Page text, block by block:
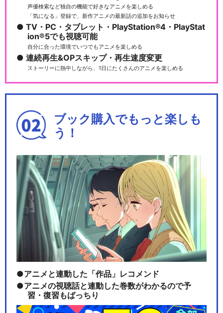
声優検索など独自の機能で好きなアニメを楽しめる
「気になる」登録で、新作アニメの最新話の追加をお知らせ
TV・PC・タブレット・PlayStation®4・PlayStat
ion®5でも視聴可能
自分に合った環境でいつでもアニメを楽しめる
連続再生&OPスキップ・再生速度変更
ストーリーに熱中しながら、1日にたくさんのアニメを楽しめる
ブック購入でもっと楽しも
う！
アニメと連動した「作品」レコメンド
アニメの視聴話と連動した巻数がわかるので予
習・復習もばっちり